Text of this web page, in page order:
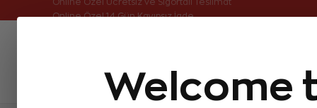
Welcome
Online Özel Ücretsiz ve Sigortalı Teslimat
Aynı Gün Kargo Çok Satanlar